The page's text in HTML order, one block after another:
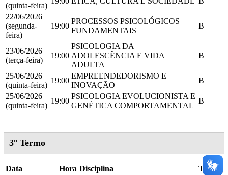
(quinta-feira)
22/06/2026
(segunda-
feira)
19:00
PROCESSOS PSICOLÓGICOS
FUNDAMENTAIS
B
23/06/2026
(terça-feira)
19:00
PSICOLOGIA DA
ADOLESCÊNCIA E VIDA
ADULTA
B
25/06/2026
(quinta-feira)
19:00
EMPREENDEDORISMO E
INOVAÇÃO
B
25/06/2026
(quinta-feira)
19:00
PSICOLOGIA EVOLUCIONISTA E
GENÉTICA COMPORTAMENTAL
B
3° Termo
Data Hora Disciplina
Turma